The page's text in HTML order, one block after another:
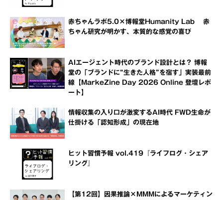
赤ちゃんラボ5.0×博報堂Humanity Lab 赤
ちゃん研究が明かす、本質的な感覚の喜び
AIエージェント時代のブランド設計とは？ 博報
堂の「ブランドに“生きた人格”を宿す」実装最前
線【MarkeZine Day 2026 Online 登壇レポ
ート】
情報収集の入り口が激変するAI時代 FWD生命が
仕掛ける「認知形成」の現在地
ヒット習慣予報 vol.419『ライフログ・シェア
リング』
【第12回】因果推論×MMMによるマーケティン